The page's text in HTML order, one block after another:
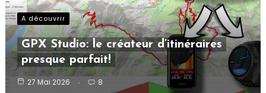
A découvrir
GPX Studio: le créateur d’itinéraires
presque parfait!
27 Mai 2026 8